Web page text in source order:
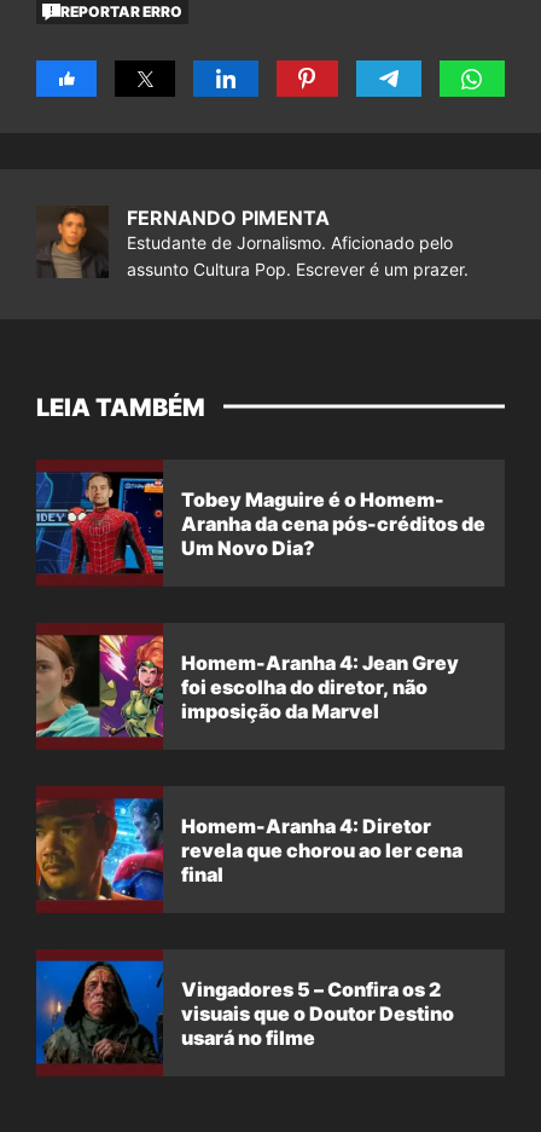
REPORTAR ERRO
FERNANDO PIMENTA
Estudante de Jornalismo. Aficionado pelo
assunto Cultura Pop. Escrever é um prazer.
LEIA TAMBÉM
Tobey Maguire é o Homem-
Aranha da cena pós-créditos de
Um Novo Dia?
Homem-Aranha 4: Jean Grey
foi escolha do diretor, não
imposição da Marvel
Homem-Aranha 4: Diretor
revela que chorou ao ler cena
final
Vingadores 5 – Confira os 2
visuais que o Doutor Destino
usará no filme